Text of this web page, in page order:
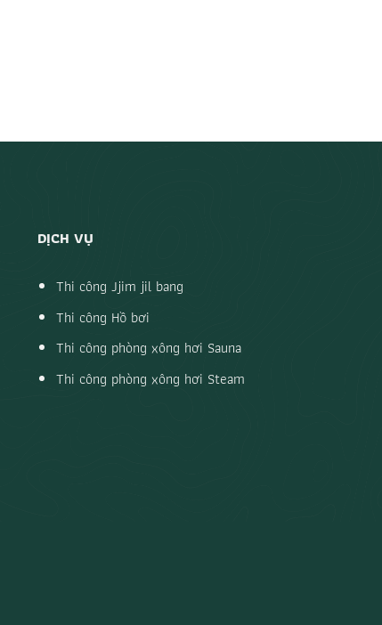
DỊCH VỤ
Thi công Jjim jil bang
Thi công Hồ bơi
Thi công phòng xông hơi Sauna
Thi công phòng xông hơi Steam